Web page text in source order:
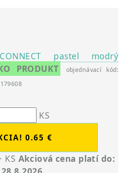
pastel modrý
PRODUKT
objednávací kód:
KS
KS Akciová cena platí do: